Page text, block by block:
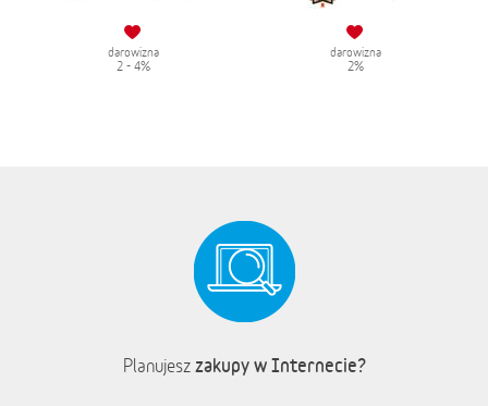
darowizna
2 - 4%
darowizna
2%
Planujesz zakupy w Internecie?